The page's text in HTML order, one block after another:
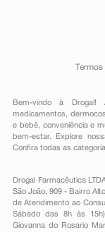
Termos
Bem-vindo à
medicamentos ,
e bebê, conveniênciae
bem-estar. Explore
Confira todas as
Drogal Farmacêutica
São João, 909 - Bairro
de Atendimento ao
Sábado das 8h às
Giovanna do Rosario